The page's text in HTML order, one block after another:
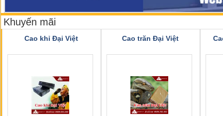
Khuyến mãi
Cao khỉ Đại Việt Cao trăn Đại Việt